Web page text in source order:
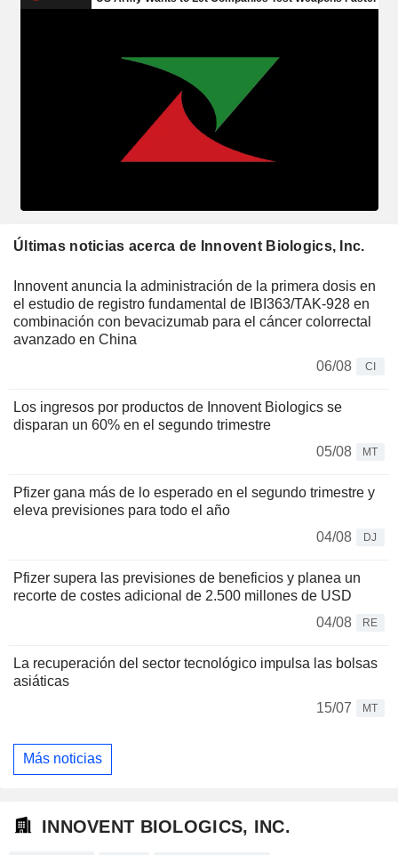
Últimas noticias acerca de Innovent Biologics, Inc.
Innovent anuncia la administración de la primera dosis en
el estudio de registro fundamental de IBI363/TAK-928 en
combinación con bevacizumab para el cáncer colorrectal
avanzado en China
06/08
CI
Los ingresos por productos de Innovent Biologics se
disparan un 60% en el segundo trimestre
05/08
MT
Pfizer gana más de lo esperado en el segundo trimestre y
eleva previsiones para todo el año
04/08
DJ
Pfizer supera las previsiones de beneficios y planea un
recorte de costes adicional de 2.500 millones de USD
04/08
RE
La recuperación del sector tecnológico impulsa las bolsas
asiáticas
15/07
MT
Más noticias
INNOVENT BIOLOGICS, INC.